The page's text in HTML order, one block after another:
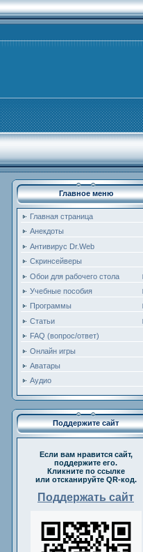
Главное меню
Главная страница
Анекдоты
Антивирус Dr.Web
Скринсейверы
Обои для рабочего стола
Учебные пособия
Программы
Статьи
FAQ (вопрос/ответ)
Онлайн игры
Аватары
Аудио
Поддержите сайт
Если вам нравится сайт,
поддержите его.
Кликните по ссылке
или отсканируйте QR-код.
Поддержать сайт